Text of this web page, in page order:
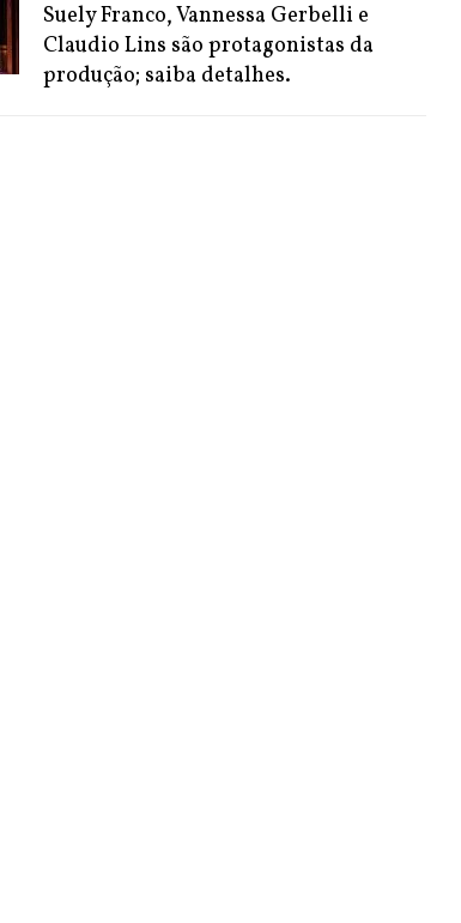
Suely Franco, Vannessa Gerbelli e
Claudio Lins são protagonistas da
produção; saiba detalhes.